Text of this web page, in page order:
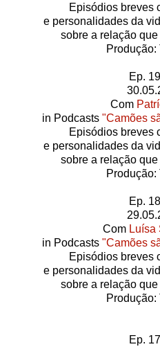
Episódios breves
e personalidades da
sobre a relação
Produção:
Ep.
Com
in Podcasts "Camões
Episódios breves
e personalidades da
sobre a relação
Produção:
Ep.
Com Luísa
in Podcasts "Camões
Episódios breves
e personalidades da
sobre a relação
Produção:
Ep.